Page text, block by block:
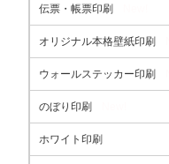
伝票・帳票印刷
オリジナル本格壁紙印刷
ウォールステッカー印刷
のぼり印刷
ホワイト印刷